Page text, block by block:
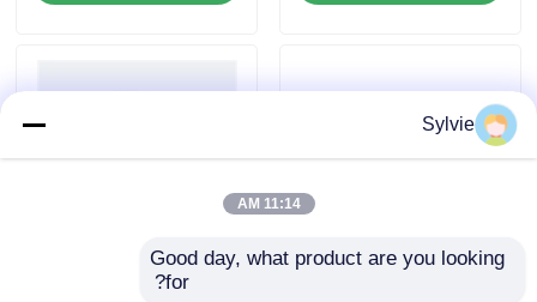
حالات
Sylvie
11:14 AM
Good day, what product are you looking
for?